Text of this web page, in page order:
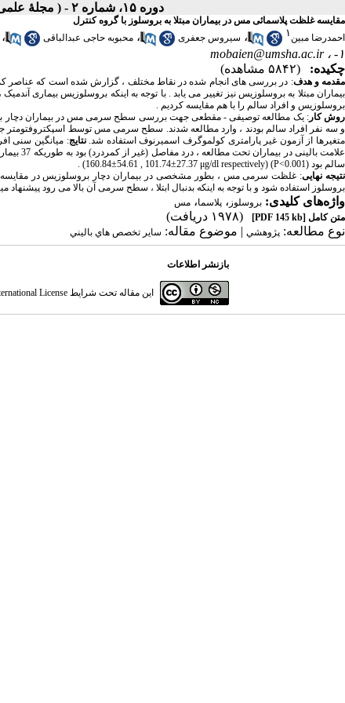
دوره ۱۵، شماره ۲ - ( مجلۀ علمی دانشگاه علوم پزشکی همدان-تابستان ۱۳۸۷ )
مقایسه غلظت پلاسمائی مس در بیماران مبتلا به بروسلوز با گروه کنترل
احمدرضا مبین۱ ، سیروس جعفری ، محبوبه حاجی عبدالباقی ،
۱- ،
mobaien@umsha.ac.ir
چکیده:
(۵۸۴۲ مشاهده)
مقدمه و هدف: در بررسی های انجام شده در نقاط مختلف ، گزارش شده است که عناصر
بیماران مبتلا به بروسلوزیس نیز تغییر می یابد . با توجه به اینکه بروسلوزیس بیماری
بروسلوزیس و افراد سالم را با هم مقایسه کردیم .
روش کار
و سه نفر افراد سالم بودند ، وارد مطالعه شدند. سطح سرمی مس توسط اسپکتروفتومتر
متغیرها از آزمون غیر پارامتری کولموگرف اسمیرنوف استفاده شد.نتایج
سالم بود (P<0.001) (160.84±54.61 , 101.74±27.37 μg/dl respectively) .
نتیجه نهایی: غلظت سرمی مس ، بطور مشخصی در بیماران دچار بروسلوزیس در مقایسه
بروسلوز استفاده شود و با توجه به اینکه بدنبال ابتلا ، سطح سرمی آن بالا می رود
واژه‌های کلیدی: بروسلوز ، پلاسما، مس
متن کامل [PDF 145 kb]
(۱۹۷۸ دریافت)
نوع مطالعه: پژوهشي | موضوع مقاله: سایر تخصص هاي باليني
بازنشر اطلاعات
این مقاله تحت شرایط License